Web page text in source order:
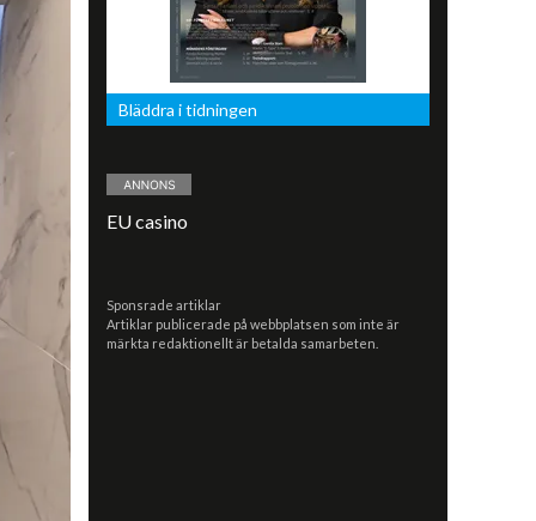
Bläddra i tidningen
EU casino
Sponsrade artiklar
Artiklar publicerade på webbplatsen som inte är
märkta redaktionellt är betalda samarbeten.